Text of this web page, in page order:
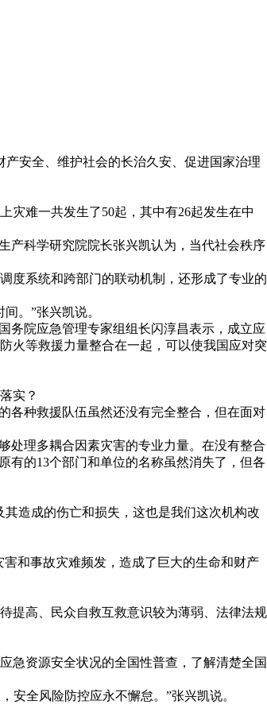
安全、维护社会的长治久安、促进国家治理
灾难一共发生了50起，其中有26起发生在中
产科学研究院院长张兴凯认为，当代社会秩序
度系统和跨部门的联动机制，还形成了专业的
。”张兴凯说。
务院应急管理专家组组长闪淳昌表示，成立应
火等救援力量整合在一起，可以使我国应对突
实？
各种救援队伍虽然还没有完全整合，但在面对
处理多耦合因素灾害的专业力量。在没有整合
有的13个部门和单位的名称虽然消失了，但各
造成的伤亡和损失，这也是我们这次机构改
害和事故灾难频发，造成了巨大的生命和财产
提高、民众自救互救意识较为薄弱、法律法规
急资源安全状况的全国性普查，了解清楚全国
安全风险防控应永不懈怠。”张兴凯说。